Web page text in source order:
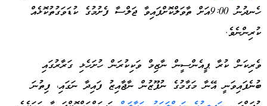
ހެނދުނު 9:00އަށް ތާވަލްކޮށްފައިވާ ޖަލްސާ ފެށުމުގެ ކުޑަވަގުތުކޮޅެއް
ކުރިންނެވެ.
ވެރިކަން ކުރާ ޕީއެންސީން ނާޒިމް ވަކިކުރަން ހުށަހެޅި ގަރާރުގައި
ބުނެފައިވަނީ އޭނާ މަގާމުގެ ނުފޫޒުން ނާޖާއިޒު ފައިދާ ނަގައި، ފިތުނަ